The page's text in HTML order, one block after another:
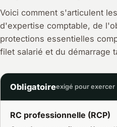
Voici comment s'articulent
d'expertise comptable, de
protections essentielles
filet salarié et du démarrage
Obligatoireexigé pour exercer
RC professionnelle (RCP)